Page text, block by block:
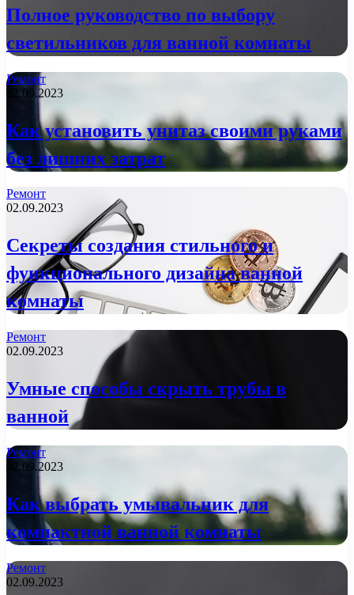
Полное руководство по выбору
светильников для ванной комнаты
Ремонт
02.09.2023
Как установить унитаз своими руками
без лишних затрат
Ремонт
02.09.2023
Секреты создания стильного и
функционального дизайна ванной
комнаты
Ремонт
02.09.2023
Умные способы скрыть трубы в
ванной
Ремонт
02.09.2023
Как выбрать умывальник для
компактной ванной комнаты
Ремонт
02.09.2023